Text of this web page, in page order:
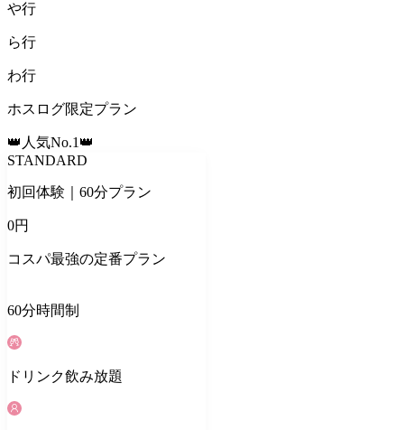
や行
ら行
わ行
ホスログ限定プラン
👑人気No.1👑
STANDARD
初回体験｜60分プラン
0円
コスパ最強の定番プラン
60分時間制
ドリンク飲み放題